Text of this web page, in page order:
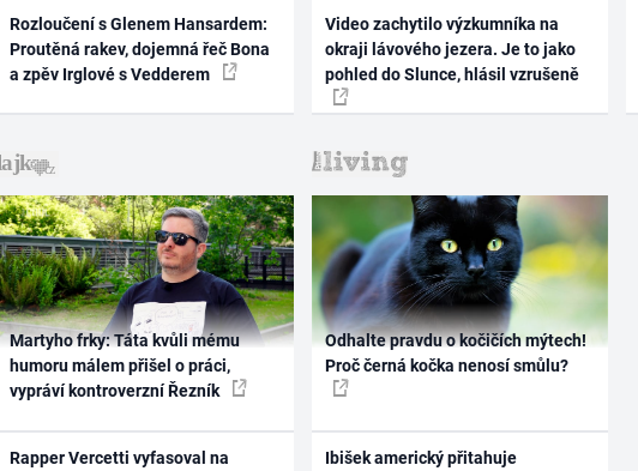
Rozloučení s Glenem Hansardem:
Proutěná rakev, dojemná řeč Bona
a zpěv Irglové s Vedderem
Video zachytilo výzkumníka na
okraji lávového jezera. Je to jako
pohled do Slunce, hlásil vzrušeně
Martyho frky: Táta kvůli mému
humoru málem přišel o práci,
vypráví kontroverzní Řezník
Rapper Vercetti vyfasoval na
Odhalte pravdu o kočičích mýtech!
Proč černá kočka nenosí smůlu?
Ibišek americký přitahuje